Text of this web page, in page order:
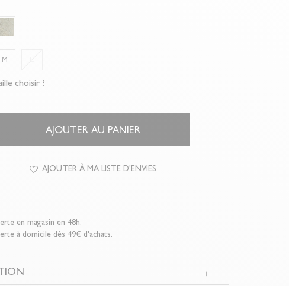
M L
choisir ?
AJOUTER AU PANIER
AJOUTER À MA LISTE D'ENVIES
en magasin en 48h.
à domicile dès 49€ d'achats.